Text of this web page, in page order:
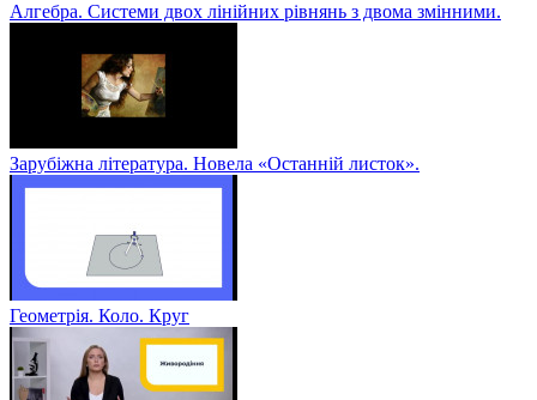
Алгебра. Системи двох лінійних рівнянь з двома змінними.
Зарубіжна література. Новела «Останній листок».
Геометрія. Коло. Круг